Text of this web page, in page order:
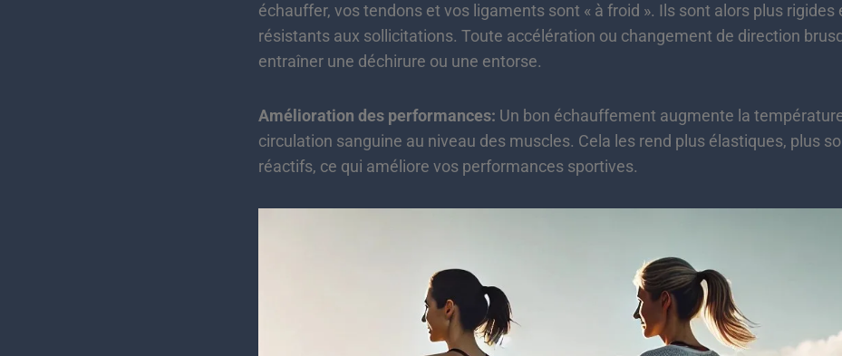
échauffer, vos tendons et vos ligaments sont « à froid ». Ils sont alors plus rigides
résistants aux sollicitations. Toute accélération ou changement de direction
entraîner une déchirure ou une entorse.
Amélioration des performances: Un bon échauffement augmente la
circulation sanguine au niveau des muscles. Cela les rend plus élastiques, plus
réactifs, ce qui améliore vos performances sportives.